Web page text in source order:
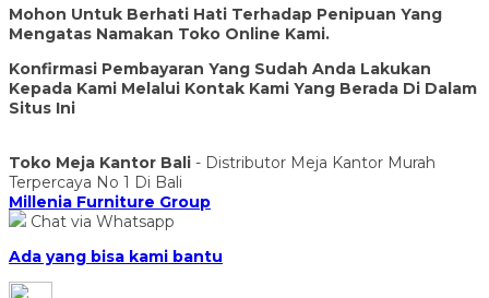
Mohon Untuk Berhati Hati Terhadap Penipuan Yang
Mengatas Namakan Toko Online Kami.
Konfirmasi Pembayaran Yang Sudah Anda Lakukan
Kepada Kami Melalui Kontak Kami Yang Berada Di Dalam
Situs Ini
Toko Meja Kantor Bali - Distributor Meja Kantor Murah
Terpercaya No 1 Di Bali
Millenia Furniture Group
Chat via Whatsapp
Ada yang bisa kami bantu